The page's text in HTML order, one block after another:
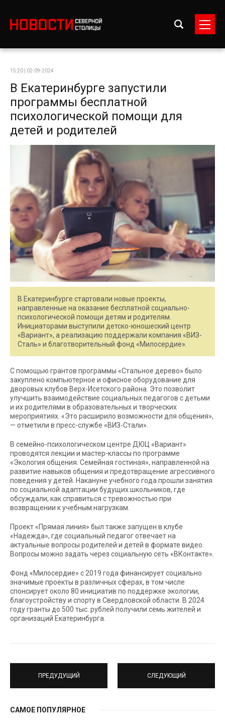
15:20 | 02-09-2024
В Екатеринбурге запустили
программы бесплатной
психологической помощи для
детей и родителей
В Екатеринбурге стартовали новые проекты,
направленные на оказание бесплатной социально-
психологической помощи детям и родителям.
Инициаторами выступили детско-юношеский центр
«Вариант», а реализацию поддержали компания «ВИЗ-
Сталь» и благотворительный фонд «Милосердие».
С помощью грантов программы «Стальное дерево» было
закуплено компьютерное и офисное оборудование для
дворовых клубов Верх-Исетского района. Это позволит
улучшить взаимодействие социальных педагогов с детьми
и их родителями в образовательных и творческих
мероприятиях. «Это расширило возможности для общения»,
— отметили в пресс-службе «ВИЗ-Стали».
В семейно-психологическом центре ДЮЦ «Вариант»
проводятся лекции и мастер-классы по программе
«Экология общения. Семейная гостиная», направленной на
развитие навыков общения и предотвращение агрессивного
поведения у детей. Накануне учебного года прошли занятия
по социальной адаптации будущих школьников, где
обсуждали, как справиться с тревожностью при
возвращении к учебным нагрузкам.
Проект «Прямая линия» был также запущен в клубе
«Надежда», где социальный педагог отвечает на
актуальные вопросы родителей и детей в формате видео.
Вопросы можно задать через социальную сеть «ВКонтакте».
Фонд «Милосердие» с 2019 года финансирует социально
значимые проекты в различных сферах, в том числе
спонсирует около 80 инициатив по поддержке экологии,
благоустройству и спорту в Свердловской области. В 2024
году гранты до 500 тыс. рублей получили семь жителей и
организаций Екатеринбурга.
ПРЕДУДУЩИЙ СЛЕДУЮЩИЙ
САМОЕ ПОПУЛЯРНОЕ